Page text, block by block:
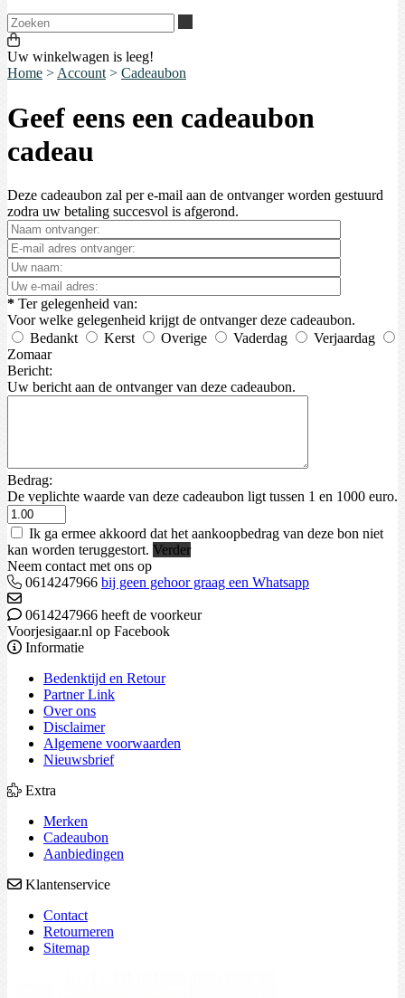
Uw winkelwagen is leeg!
Home > Account > Cadeaubon
Geef eens een cadeaubon
cadeau
Deze cadeaubon zal per e-mail aan de ontvanger worden gestuurd
zodra uw betaling succesvol is afgerond.
* Ter gelegenheid van:
Voor welke gelegenheid krijgt de ontvanger deze cadeaubon.
Bedankt
Kerst Overige Vaderdag
Verjaardag
Zomaar
Bericht:
Uw bericht aan de ontvanger van deze cadeaubon.
Bedrag:
De veplichte waarde van deze cadeaubon ligt tussen 1 en 1000 euro.
Ik ga ermee akkoord dat het aankoopbedrag van deze bon niet
kan worden teruggestort. Verder
Neem contact met ons op
0614247966 bij geen gehoor graag een Whatsapp
0614247966 heeft de voorkeur
Voorjesigaar.nl op Facebook
Informatie
Bedenktijd en Retour
Partner Link
Over ons
Disclaimer
Algemene voorwaarden
Nieuwsbrief
Extra
Merken
Cadeaubon
Aanbiedingen
Klantenservice
Contact
Retourneren
Sitemap